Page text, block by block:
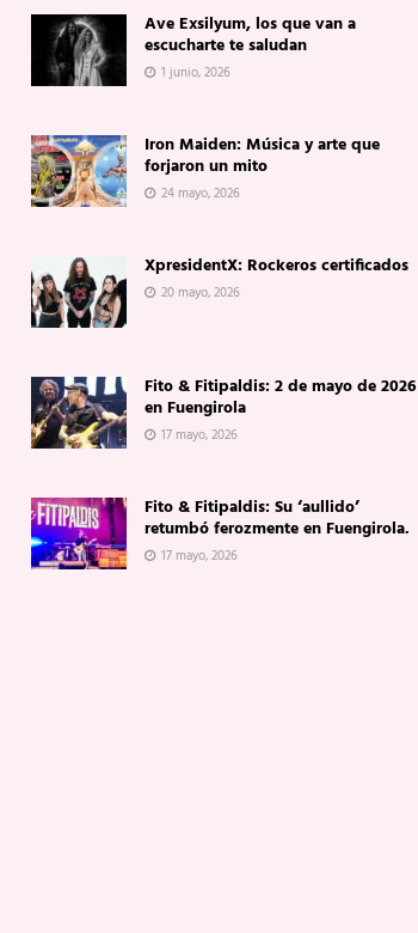
Ave Exsilyum, los que van a
escucharte te saludan
1 junio, 2026
Iron Maiden: Música y arte que
forjaron un mito
24 mayo, 2026
XpresidentX: Rockeros certificados
20 mayo, 2026
Fito & Fitipaldis: 2 de mayo de 2026
en Fuengirola
17 mayo, 2026
Fito & Fitipaldis: Su ‘aullido’
retumbó ferozmente en Fuengirola.
17 mayo, 2026